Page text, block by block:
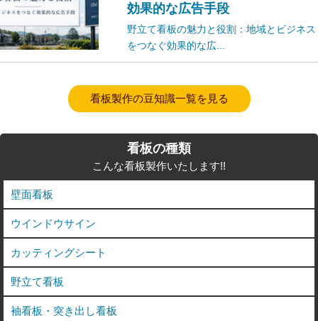
効果的な広告手段
野立て看板の魅力と役割：地域とビジネス
をつなぐ効果的な広...
看板製作の豆知識一覧を見る
看板の種類
こんな看板製作いたします!!
壁面看板
ウインドウサイン
カッティングシート
野立て看板
袖看板・突き出し看板